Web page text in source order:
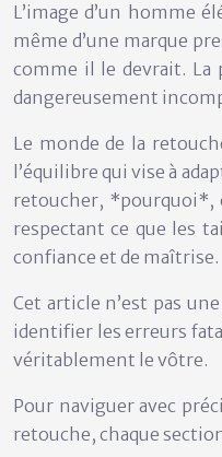
L’image d’un homme
même d’une marque
comme il le devrait.
dangereusement
Le monde de la
l’équilibre qui vise à
retoucher, *pourquoi*,
respectant ce que les
confiance et de maîtrise.
Cet article n’est pas
identifier les erreurs
véritablement le vôtre.
Pour naviguer avec
retouche, chaque